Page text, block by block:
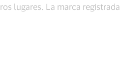
lugares. La marca registrada